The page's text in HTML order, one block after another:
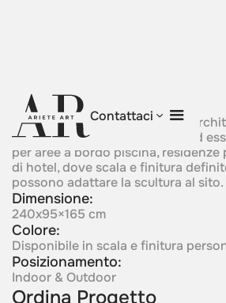
Contattaci
Dialogue of Forms
Metallo patinato caldo e linee
creano un dialogo tra texture ed
per aree a bordo piscina, residenze
di hotel, dove scala e finitura
possono adattare la scultura al sito.
Dimensione:
240x95×165 cm
Colore:
Disponibile in scala e finitura
Posizionamento:
Indoor & Outdoor
Ordina Progetto